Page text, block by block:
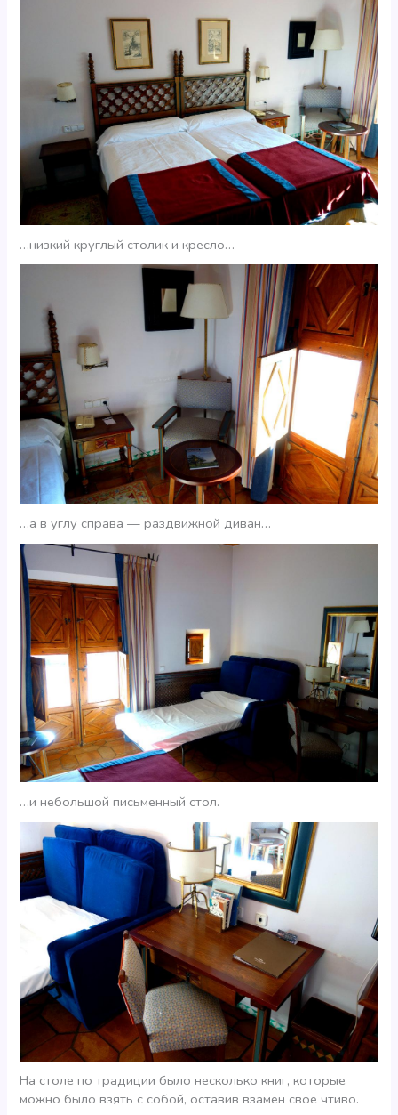
…низкий круглый столик и кресло…
…а в углу справа — раздвижной диван…
…и небольшой письменный стол.
На столе по традиции было несколько книг, которые
можно было взять с собой, оставив взамен свое чтиво.